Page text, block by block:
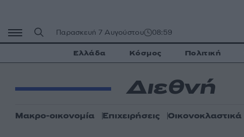
περιεχόμενο
Παρασκευή 7 Αυγούστου 08:59
Ελλάδα Κόσμος Πολιτική
Διεθνή
Μακρο-οικονομία Επιχειρήσεις Οικονοκλαστικά